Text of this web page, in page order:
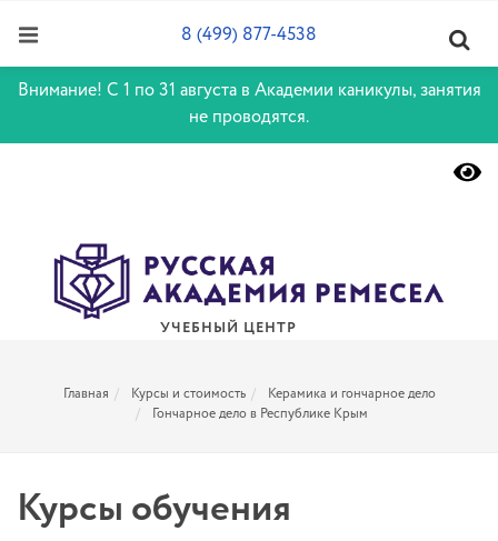
Внимание! С 1 по 31 августа в Академии каникулы, занятия
не проводятся.
УЧЕБНЫЙ ЦЕНТР
8 (499) 877-4538
Главная Курсы и стоимость
Керамика и гончарное дело
Гончарное дело в Республике Крым
Курсы обучения